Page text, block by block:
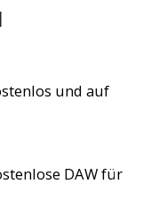
und auf
DAW für